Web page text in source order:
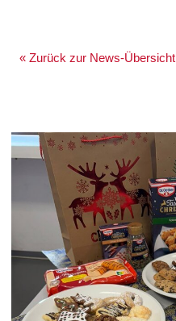
« Zurück zur News-Übersicht